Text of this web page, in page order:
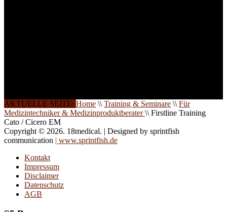
AKTUELLE SEITE: Home \\ Training & Seminare \\ Für
Medizintechniker & Medizinproduktberater\\ Firstline Training
Cato / Cicero EM
Copyright © 2026. 18medical. | Designed by sprintfish
communication | www.sprintfish.de
Kontakt
Impressum
Disclaimer
Datenschutz
AGB